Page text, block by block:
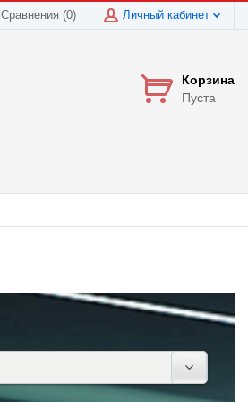
Сравнения (0) Личный кабинет
Корзина
Пуста